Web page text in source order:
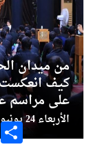
من ميدان
كيف انعكست
على مراسم
الأربعاء 24 يونيو 2026 - 12:31:30 Share